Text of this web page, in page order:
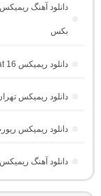
دانلود آهنگ
بکس
دانلود ریمیکس AM Beat 16 از دیجی AMB (پادکست طولانی شنیدنی)
دانلود ریمیکس تهران فیت 55 از دیجی باربد
دانلود ریمیکس ریورب 4 از دیجی معین و میشاموزیکز “طولانی
دانلود آهنگ ریمیکس رنگارنگ